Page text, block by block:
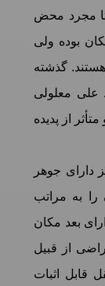
مجرد محض
بوده ولی
گذشته
علی معلولی
از پدیده
جوهر
به مراتب
بعد مکان
از قبیل
قابل اثبات